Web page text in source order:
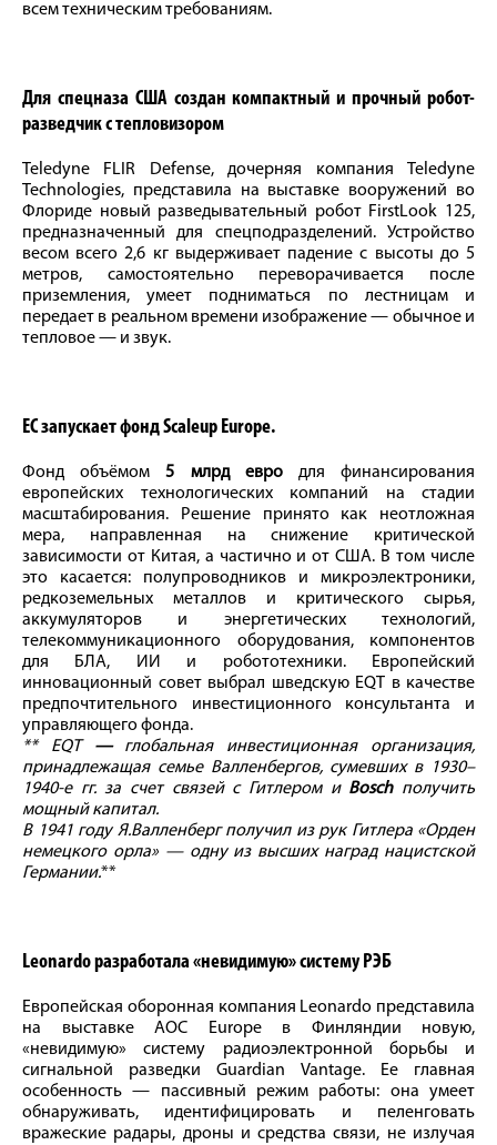
всем техническим требованиям.
Для спецназа США создан компактный и прочный робот-
разведчик с тепловизором
Teledyne FLIR Defense, дочерняя компания Teledyne
Technologies, представила на выставке вооружений во
Флориде новый разведывательный робот FirstLook 125,
предназначенный для спецподразделений. Устройство
весом всего 2,6 кг выдерживает падение с высоты до 5
метров, самостоятельно переворачивается после
приземления, умеет подниматься по лестницам и
передает в реальном времени изображение — обычное и
тепловое — и звук.
ЕС запускает фондScaleup Europe.
Фонд объёмом5 млрд евродля финансирования
европейских технологических компаний на стадии
масштабирования. Решение принято как неотложная
мера, направленная на снижение критической
зависимости от Китая, а частично и от США. В том числе
это касается: полупроводников и микроэлектроники,
редкоземельных металлов и критического сырья,
аккумуляторов и энергетических технологий,
телекоммуникационного оборудования, компонентов
для БЛА, ИИ и робототехники. Европейский
инновационный совет выбрал шведскую EQT в качестве
предпочтительного инвестиционного консультанта и
управляющего фонда.
** EQT —глобальная инвестиционная организация,
принадлежащая семье Валленбергов, сумевших в 1930–
1940-е гг. за счет связей с Гитлером и Bosch получить
мощный капитал.
В 1941 году Я.Валленберг получил из рук Гитлера «Орден
немецкого орла» — одну из высших наград нацистской
Германии.**
Leonardo разработала «невидимую» систему РЭБ
Европейская оборонная компания Leonardo представила
на выставке AOC Europe в Финляндии новую,
«невидимую» систему радиоэлектронной борьбы и
сигнальной разведки Guardian Vantage. Ее главная
особенность — пассивный режим работы: она умеет
обнаруживать, идентифицировать и пеленговать
вражеские радары, дроны и средства связи, не излучая